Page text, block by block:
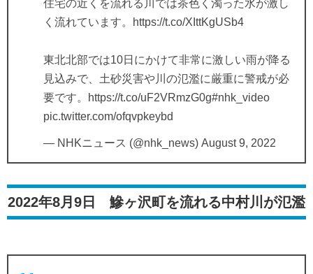
住宅の近くを流れる川では茶色く濁った水が激し
く流れています。
https://t.co/XIttKgUSb4
東北北部では10日にかけて非常に激しい雨が降る
見込みで、土砂災害や川の氾濫に厳重に警戒が必
要です。
https://t.co/uF2VRmzG0g#nhk_video
pic.twitter.com/ofqvpkeybd
— NHKニュース (@nhk_news) August 9, 2022
2022年8月9日 鰺ヶ沢町を流れる中村川が氾濫